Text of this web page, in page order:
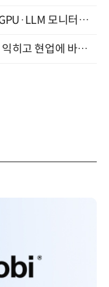
[올쇼TV] AI 시대의 옵저버빌리티: GPU·LLM 모니터링부터 AI 기반 장애 대응까지 (8/11 생방송)
단 하루, 이론과 실습으로 하네스를 익히고 현업에 바로 쓰는 핸즈온 워크숍 (8/20)